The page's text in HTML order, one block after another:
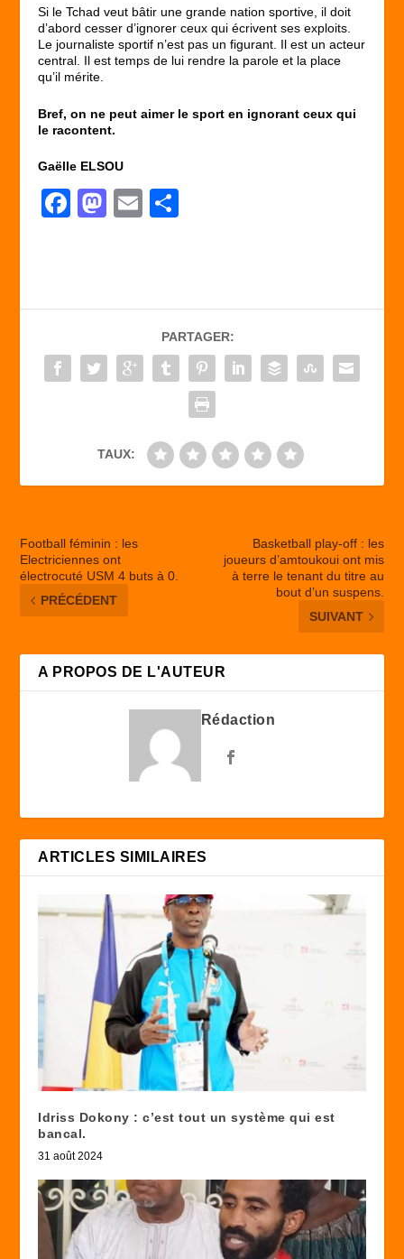
Si le Tchad veut bâtir une grande nation sportive, il doit
d’abord cesser d’ignorer ceux qui écrivent ses exploits.
Le journaliste sportif n’est pas un figurant. Il est un acteur
central. Il est temps de lui rendre la parole et la place
qu’il mérite.
Bref, on ne peut aimer le sport en ignorant ceux qui
le racontent.
Gaëlle ELSOU
F
b
o
o
M
d
o
n
E
er
PARTAGER:
TAUX:
Football féminin : les
Electriciennes ont
électrocuté USM 4 buts à 0.
PRÉCÉDENT
Basketball play-off : les
joueurs d’amtoukoui ont mis
à terre le tenant du titre au
bout d’un suspens.
SUIVANT
A PROPOS DE L'AUTEUR
Rédaction
ARTICLES SIMILAIRES
Idriss Dokony : c’est tout un système qui est
bancal.
31 août 2024